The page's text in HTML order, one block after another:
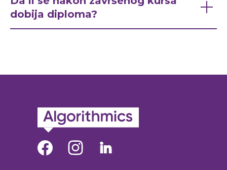
dobija diploma?